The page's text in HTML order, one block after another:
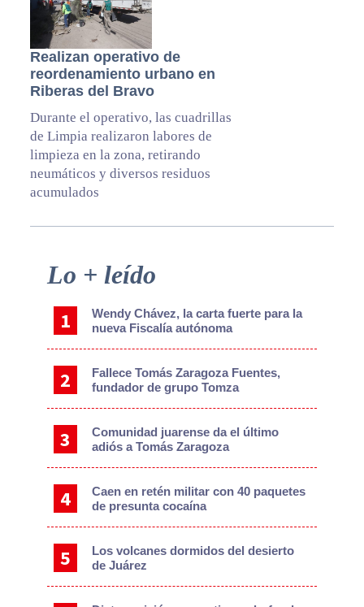
Realizan operativo de
reordenamiento urbano en
Riberas del Bravo
Durante el operativo, las cuadrillas
de Limpia realizaron labores de
limpieza en la zona, retirando
neumáticos y diversos residuos
acumulados
Primary
Sidebar
Lo + leído
Wendy Chávez, la carta fuerte para la
nueva Fiscalía autónoma
Fallece Tomás Zaragoza Fuentes,
fundador de grupo Tomza
Comunidad juarense da el último
adiós a Tomás Zaragoza
Caen en retén militar con 40 paquetes
de presunta cocaína
Los volcanes dormidos del desierto
de Juárez